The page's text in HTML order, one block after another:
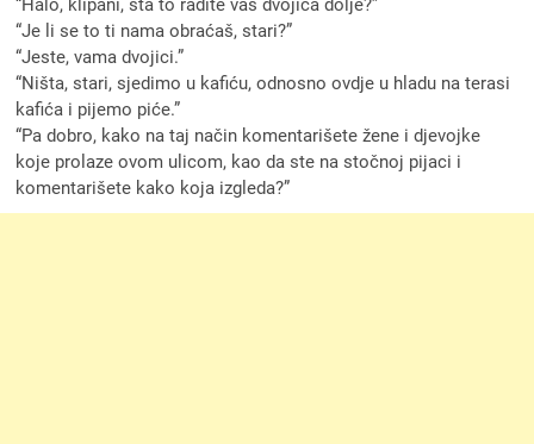
“Halo, klipani, šta to radite vas dvojica dolje?”
“Je li se to ti nama obraćaš, stari?”
“Jeste, vama dvojici.”
“Ništa, stari, sjedimo u kafiću, odnosno ovdje u hladu na terasi
kafića i pijemo piće.”
“Pa dobro, kako na taj način komentarišete žene i djevojke
koje prolaze ovom ulicom, kao da ste na stočnoj pijaci i
komentarišete kako koja izgleda?”